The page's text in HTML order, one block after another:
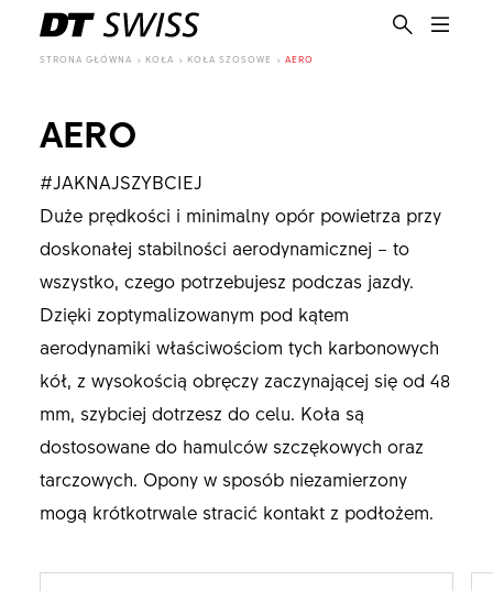
PL
STRONA GŁÓWNA KOŁA KOŁA SZOSOWE AERO
AERO
#JAKNAJSZYBCIEJ
Duże prędkości i minimalny opór powietrza przy
doskonałej stabilności aerodynamicznej – to
wszystko, czego potrzebujesz podczas jazdy.
Dzięki zoptymalizowanym pod kątem
aerodynamiki właściwościom tych karbonowych
kół, z wysokością obręczy zaczynającej się od 48
mm, szybciej dotrzesz do celu. Koła są
dostosowane do hamulców szczękowych oraz
tarczowych. Opony w sposób niezamierzony
mogą krótkotrwale stracić kontakt z podłożem.